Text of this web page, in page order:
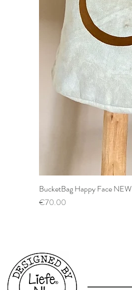
BucketBag Happy Face NEW
Price
€70.00